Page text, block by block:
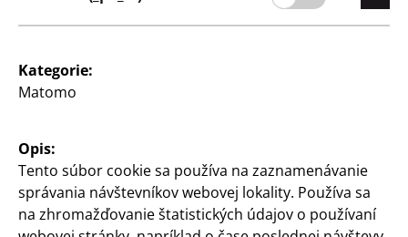
Expanzia
Udržateľnosť
Kontakt
Zákazníci
Kategorie:
Matomo
Opis:
Tento súbor cookie sa používa na zaznamenávanie
správania návštevníkov webovej lokality. Používa sa
na zhromažďovanie štatistických údajov o používaní